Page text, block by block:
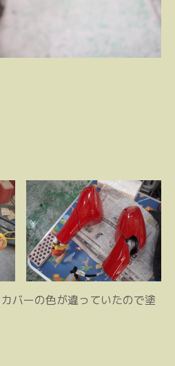
バーの色が違っていたので塗